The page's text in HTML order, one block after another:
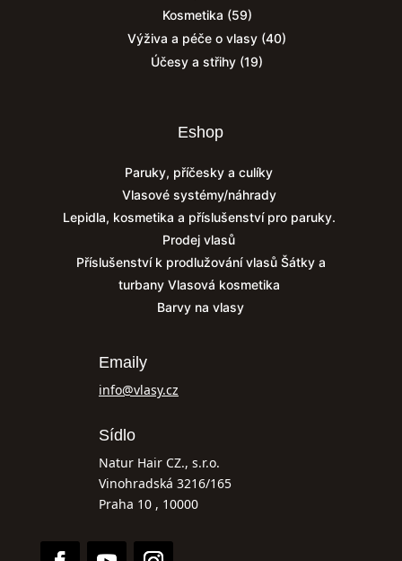
Kosmetika (59)
Výživa a péče o vlasy (40)
Účesy a střihy (19)
Eshop
Paruky, příčesky a culíky
Vlasové systémy/náhrady
Lepidla, kosmetika a příslušenství pro paruky.
Prodej vlasů
Příslušenství k prodlužování vlasů Šátky a
turbany Vlasová kosmetika
Barvy na vlasy
Emaily
info@vlasy.cz
Sídlo
Natur Hair CZ., s.r.o.
Vinohradská 3216/165
Praha 10 , 10000